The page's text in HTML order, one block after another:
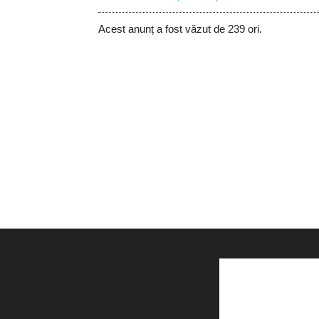
Acest anunț a fost văzut de 239 ori.